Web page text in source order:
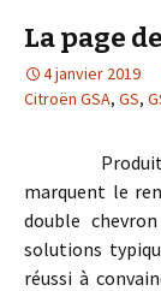
La page
4 janvier 2019
Citroën GSA, GS,
Produites
marquent le
double
solutions
réussi à